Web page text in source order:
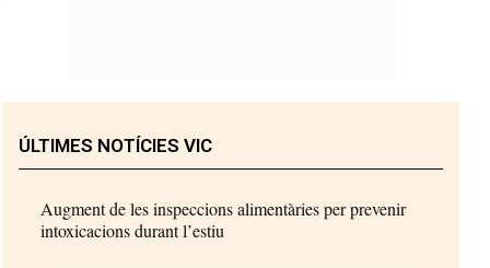
ÚLTIMES NOTÍCIES VIC
Augment de les inspeccions alimentàries per prevenir
intoxicacions durant l’estiu